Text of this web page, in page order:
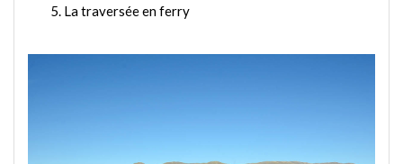
La traversée en ferry